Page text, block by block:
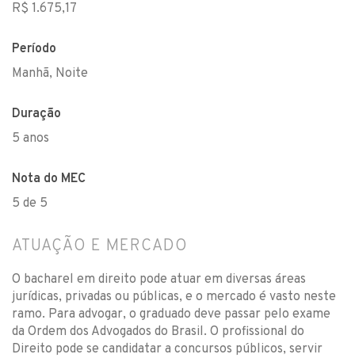
R$ 1.675,17
Período
Manhã, Noite
Duração
5 anos
Nota do MEC
5 de 5
ATUAÇÃO E MERCADO
O bacharel em direito pode atuar em diversas áreas
jurídicas, privadas ou públicas, e o mercado é vasto neste
ramo. Para advogar, o graduado deve passar pelo exame
da Ordem dos Advogados do Brasil. O profissional do
Direito pode se candidatar a concursos públicos, servir